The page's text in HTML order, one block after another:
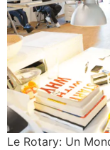
Le Rotary: Un